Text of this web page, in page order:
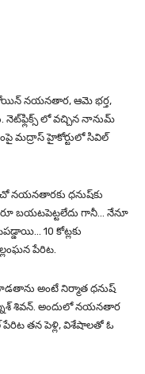
నయనతార, ఆమె భర్త,
నెట్‌ఫ్లిక్స్ లో వచ్చిన నానుమ్
మద్రాస్ హైకోర్టులో సివిల్
నయనతారకు ధనుష్‌కు
బయటపెట్టలేదు గానీ… నేనూ
10 కోట్లకు
పేరిట.
అంటే నిర్మాత ధనుష్
శివన్. అందులో నయనతార
తన పెళ్లి, విశేషాలతో ఓ